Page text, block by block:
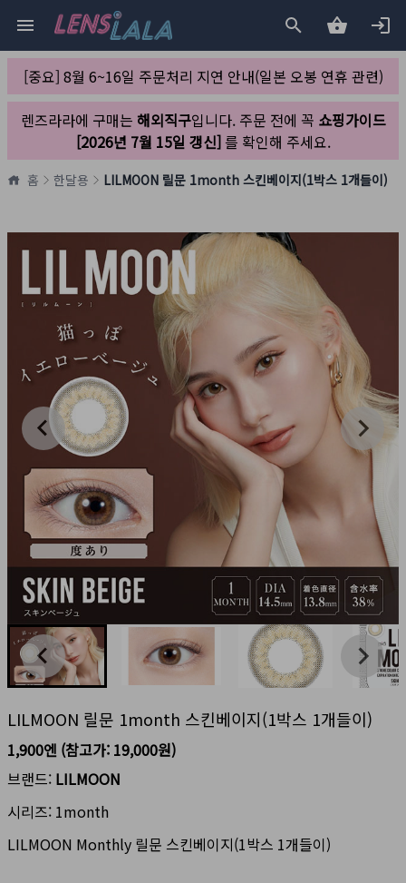
[중요] 8월 6~16일 주문처리 지연 안내(일본 오봉 연휴 관련)
렌즈라라에 구매는 해외직구입니다. 주문 전에 꼭 쇼핑가이드
[2026년 7월 15일 갱신]를 확인해 주세요.
홈 한달용 LILMOON 릴문 1month 스킨베이지(1박스 1개들이)
LILMOON 릴문 1month 스킨베이지(1박스 1개들이)
1,900엔 (참고가: 19,000원)
브랜드: LILMOON
시리즈: 1month
LILMOON Monthly 릴문 스킨베이지(1박스 1개들이)